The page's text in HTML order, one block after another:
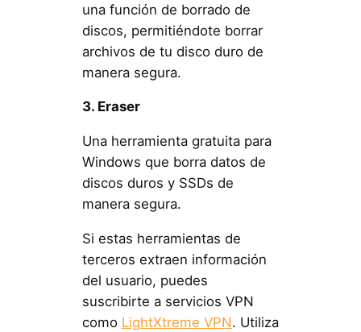
una función de borrado de
discos, permitiéndote borrar
archivos de tu disco duro de
manera segura.
3. Eraser
Una herramienta gratuita para
Windows que borra datos de
discos duros y SSDs de
manera segura.
Si estas herramientas de
terceros extraen información
del usuario, puedes
suscribirte a servicios VPN
como LightXtreme VPN. Utiliza